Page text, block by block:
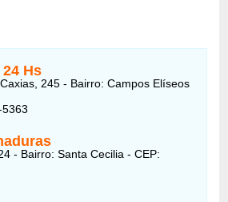
Hs
245 - Bairro: Campos Elíseos
- Bairro: Santa Cecilia - CEP: